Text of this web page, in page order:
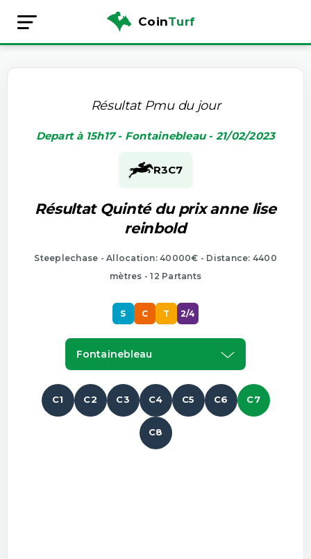
CoinTurf
Résultat Pmu du jour
Depart à 15h17 - Fontainebleau - 21/02/2023
R3C7
Résultat Quinté du prix anne lise
reinbold
Steeplechase - Allocation: 40000€ - Distance: 4400
mètres - 12 Partants
S C T 2/4
Fontainebleau
C1 C2 C3 C4 C5 C6 C7
C8